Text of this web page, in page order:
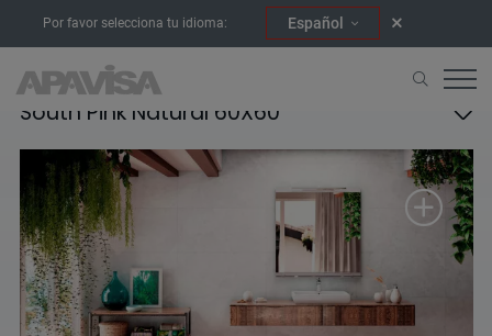
Por favor selecciona tu idioma: Español
South Pink Natural 60X60